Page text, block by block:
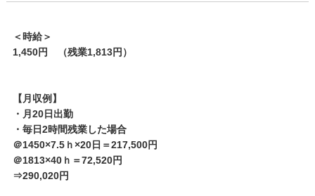
＜時給＞
1,450円 （残業1,813円）
【月収例】
・月20日出勤
・毎日2時間残業した場合
＠1450×7.5ｈ×20日＝217,500円
＠1813×40ｈ＝72,520円
⇒290,020円